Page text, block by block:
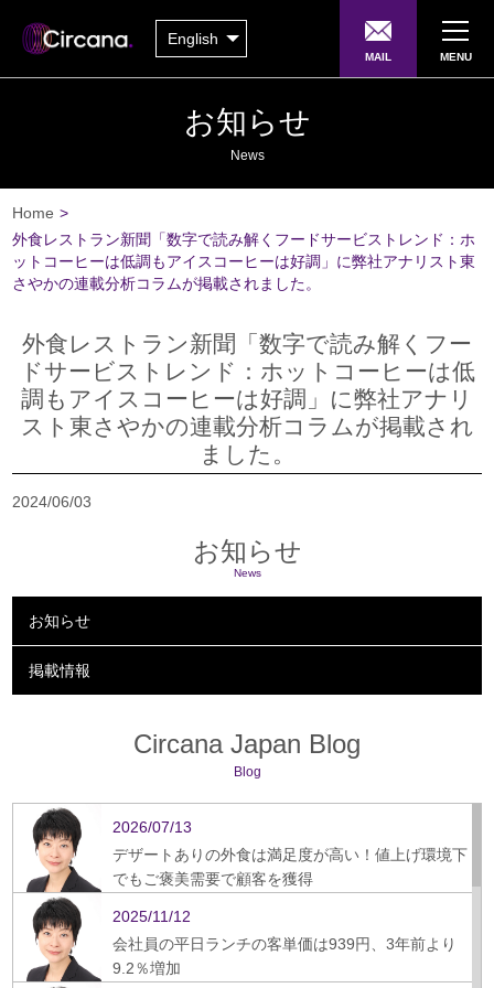
English
MAIL MENU
お知らせ
News
Home >
外食レストラン新聞「数字で読み解くフードサービストレンド：ホ
ットコーヒーは低調もアイスコーヒーは好調」に弊社アナリスト東
さやかの連載分析コラムが掲載されました。
外食レストラン新聞「数字で読み解くフー
ドサービストレンド：ホットコーヒーは低
調もアイスコーヒーは好調」に弊社アナリ
スト東さやかの連載分析コラムが掲載され
ました。
2024/06/03
お知らせ
News
お知らせ
掲載情報
Circana Japan Blog
Blog
2026/07/13
デザートありの外食は満足度が高い！値上げ環境下
でもご褒美需要で顧客を獲得
2025/11/12
会社員の平日ランチの客単価は939円、3年前より
9.2％増加